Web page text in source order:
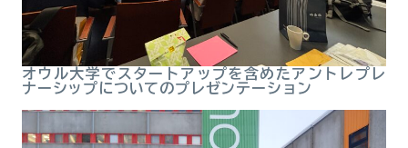
オウル大学でスタートアップを含めたアントレプレ
ナーシップについてのプレゼンテーション